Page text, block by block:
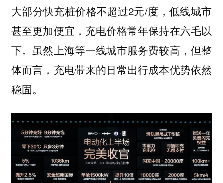
大部分快充桩价格不超过2元/度，低线城市
甚至更加便宜，充电价格常年保持在六毛以
下。虽然上海等一线城市服务费较高，但整
体而言，充电带来的日常出行成本优势依然
稳固。